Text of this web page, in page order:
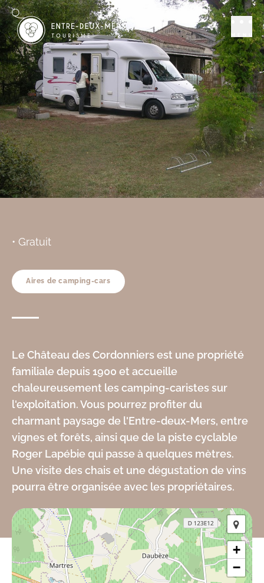
MENU
Aire de camping-
cars du Château
des Cordonniers
SAINT-BRICE
Ajouter aux favoris
• Gratuit
Aires de camping-cars
Le Château des Cordonniers est une propriété
familiale depuis 1900 et accueille
chaleureusement les camping-caristes sur
l'exploitation. Vous pourrez profiter du
charmant paysage de l'Entre-deux-Mers, entre
vignes et forêts, ainsi que de la piste cyclable
Roger Lapébie qui passe à quelques mètres.
Une visite des chais et une dégustation de vins
pourra être organisée avec les propriétaires.
+
−